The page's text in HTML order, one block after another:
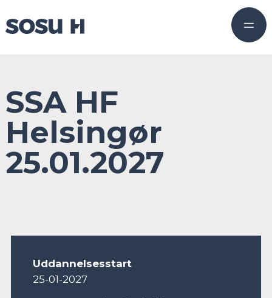
SSA HF
Helsingør
25.01.2027
Uddannelsesstart
25-01-2027